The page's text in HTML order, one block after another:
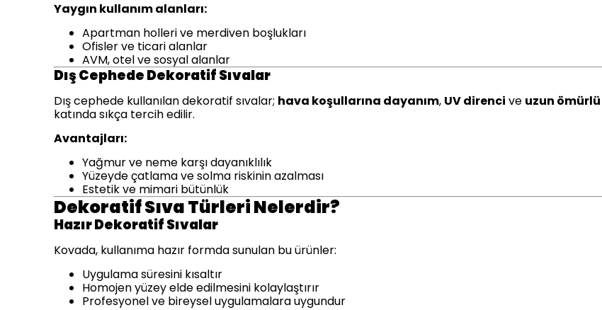
Yaygın kullanım alanları:
Apartman holleri ve merdiven boşlukları
Ofisler ve ticari alanlar
AVM, otel ve sosyal alanlar
Dış Cephede Dekoratif Sıvalar
Dış cephede kullanılan dekoratif sıvalar; hava koşullarına dayanım, UV direnci ve uzun
katında sıkça tercih edilir.
Avantajları:
Yağmur ve neme karşı dayanıklılık
Yüzeyde çatlama ve solma riskinin azalması
Estetik ve mimari bütünlük
Dekoratif Sıva Türleri Nelerdir?
Hazır Dekoratif Sıvalar
Kovada, kullanıma hazır formda sunulan bu ürünler:
Uygulama süresini kısaltır
Homojen yüzey elde edilmesini kolaylaştırır
Profesyonel ve bireysel uygulamalara uygundur